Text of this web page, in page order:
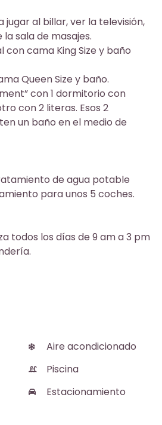
jugar al billar, ver la televisión,
sala de masajes.
con cama King Size y baño
Queen Size y baño.
con 1 dormitorio con
con 2 literas. Esos 2
un baño en el medio de
de agua potable
para unos 5 coches.
todos los días de 9 am a 3 pm
Aire acondicionado
Piscina
Estacionamiento